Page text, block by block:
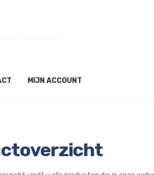
MIJN ACCOUNT